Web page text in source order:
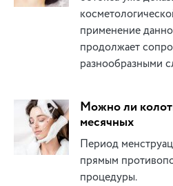
применение
продолжает
разнообразными
Можно ли
месячных
Период
прямым
процедуры.